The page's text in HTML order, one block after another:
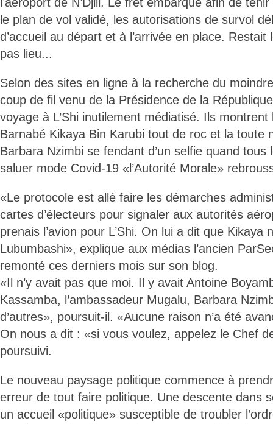
le plan de vol validé, les autorisations de survol
d’accueil au départ et à l’arrivée en place. Restait
pas lieu...
Selon des sites en ligne à la recherche du
coup de fil venu de la Présidence de la
voyage à L’Shi inutilement médiatisé. Ils montrent
Barnabé Kikaya Bin Karubi tout de roc et la toute
Barbara Nzimbi se fendant d’un selfie quand tous
saluer mode Covid-19 «l’Autorité Morale»
«Le protocole est allé faire les démarches
cartes d’électeurs pour signaler aux autorités
prenais l’avion pour L’Shi. On lui a dit que Kikaya
Lubumbashi», explique aux médias l’ancien
remonté ces derniers mois sur son blog.
«Il n’y avait pas que moi. Il y avait Antoine
Kassamba, l’ambassadeur Mugalu, Barbara
d’autres», poursuit-il. «Aucune raison n’a été
On nous a dit : «si vous voulez, appelez le Chef
poursuivi.
Le nouveau paysage politique commence à
erreur de tout faire politique. Une descente dans
un accueil «politique» susceptible de troubler